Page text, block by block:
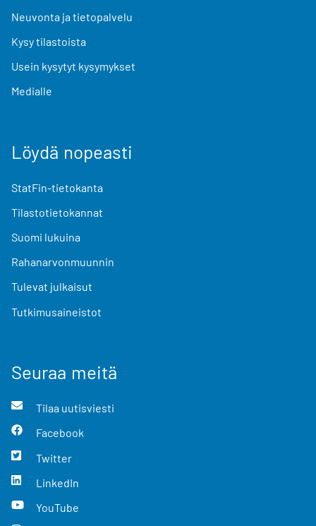
Neuvonta ja tietopalvelu
Kysy tilastoista
Usein kysytyt kysymykset
Medialle
Löydä nopeasti
StatFin-tietokanta
Tilastotietokannat
Suomi lukuina
Rahanarvonmuunnin
Tulevat julkaisut
Tutkimusaineistot
Seuraa meitä
Tilaa uutisviesti
Facebook
Twitter
LinkedIn
YouTube